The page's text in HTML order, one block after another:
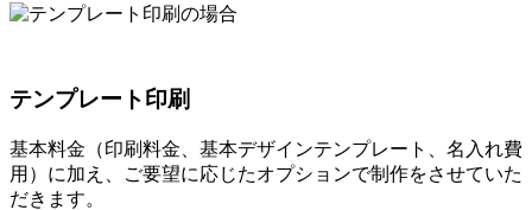
テンプレート印刷
基本料金（印刷料金、基本デザインテンプレート、名入れ費
用）に加え、ご要望に応じたオプションで制作をさせていた
だきます。